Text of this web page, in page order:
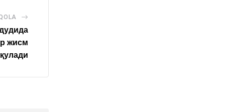
жисм
қулади